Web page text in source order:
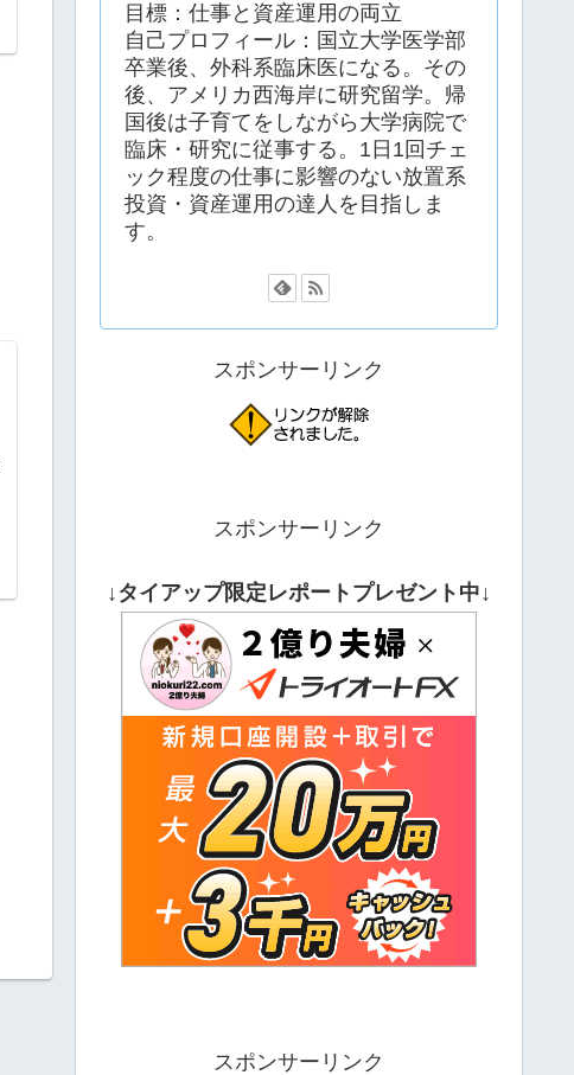
目標：仕事と資産運用の両立
自己プロフィール：国立大学医学部
卒業後、外科系臨床医になる。その
後、アメリカ西海岸に研究留学。帰
国後は子育てをしながら大学病院で
臨床・研究に従事する。1日1回チェ
ック程度の仕事に影響のない放置系
投資・資産運用の達人を目指しま
す。
スポンサーリンク
スポンサーリンク
↓タイアップ限定レポートプレゼント中↓
スポンサーリンク